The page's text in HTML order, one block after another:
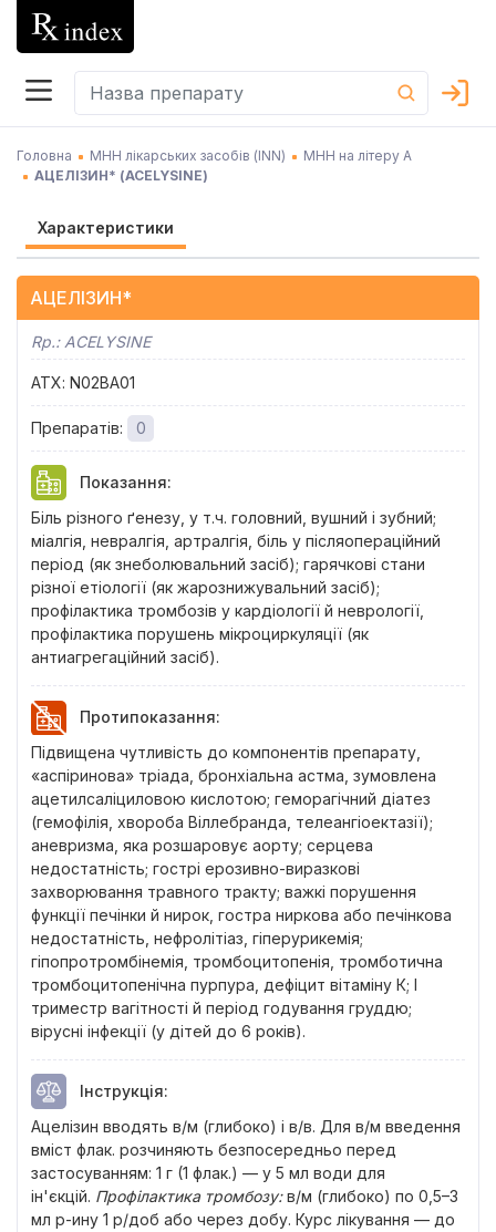
Головна МНН лікарських засобів (INN)
МНН на літеру А
АЦЕЛІЗИН* (ACELYSINE)
Характеристики
АЦЕЛІЗИН*
Rp.: ACELYSINE
АТХ: N02BA01
Препаратів: 0
Показання:
Біль різного ґенезу, у т.ч. головний, вушний і зубний;
міалгія, невралгія, артралгія, біль у післяопераційний
період (як знеболювальний засіб); гарячкові стани
різної етіології (як жарознижувальний засіб);
профілактика тромбозів у кардіології й неврології,
профілактика порушень мікроциркуляції (як
антиагрегаційний засіб).
Протипоказання:
Підвищена чутливість до компонентів препарату,
«аспіринова» тріада, бронхіальна астма, зумовлена
ацетилсаліциловою кислотою; геморагічний діатез
(гемофілія, хвороба Віллебранда, телеангіоектазії);
аневризма, яка розшаровує аорту; серцева
недостатність; гострі ерозивно-виразкові
захворювання травного тракту; важкі порушення
функції печінки й нирок, гостра ниркова або печінкова
недостатність, нефролітіаз, гіперурикемія;
гіпопротромбінемія, тромбоцитопенія, тромботична
тромбоцитопенічна пурпура, дефіцит вітаміну К; І
триместр вагітності й період годування груддю;
вірусні інфекції (у дітей до 6 років).
Інструкція:
Ацелізин вводять в/м (глибоко) і в/в. Для в/м введення
вміст флак. розчиняють безпосередньо перед
застосуванням: 1 г (1 флак.) — у 5 мл води для
ін'єкцій. Профілактика тромбозу:в/м (глибоко) по 0,5–3
мл р-ину 1 р/доб або через добу. Курс лікування — до